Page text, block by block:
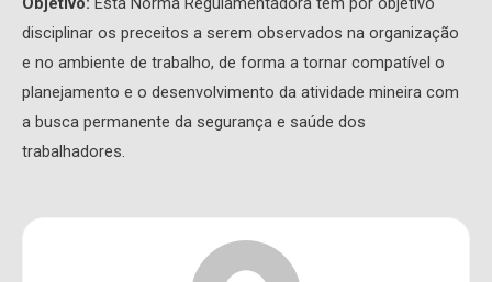
disciplinar os preceitos a serem observados na organização
e no ambiente de trabalho, de forma a tornar compatível o
planejamento e o desenvolvimento da atividade mineira com
a busca permanente da segurança e saúde dos
trabalhadores.